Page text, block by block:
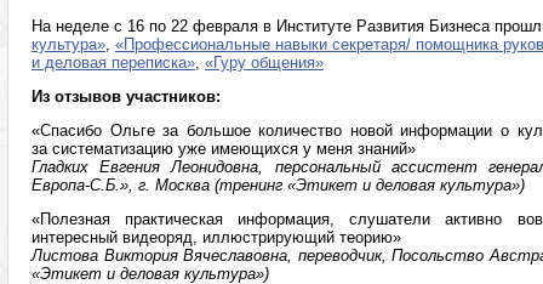
На неделе с 16 по 22 февраля в Институте Развития Бизнеса
культура», «Профессиональные навыки секретаря/ помощника
и деловая переписка», «Гуру общения»
Из отзывов участников:
«Спасибо Ольге за большое количество новой информации о
за систематизацию уже имеющихся у меня знаний»
Гладких Евгения Леонидовна, персональный ассистент
Европа-С.Б.», г. Москва (тренинг «Этикет и деловая культура»)
«Полезная практическая информация, слушатели активно
интересный видеоряд, иллюстрирующий теорию»
Листова Виктория Вячеславовна, переводчик, Посольство
«Этикет и деловая культура»)